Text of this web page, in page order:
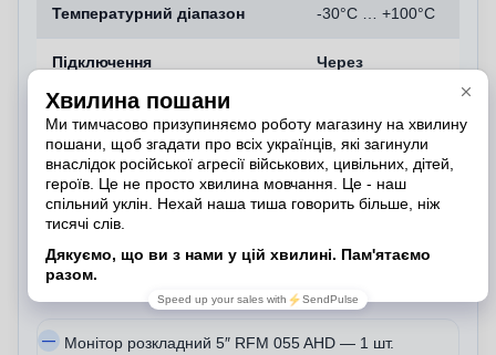
Температурний діапазон -30°C … +100°C
Підключення
Через
комплекті)
Комплектація
Камера DS-2CE17D0T-IT5F (C) (3.6 мм) Turbo HD
— 1 шт.
Монітор розкладний 5″ RFM 055 AHD — 1 шт.